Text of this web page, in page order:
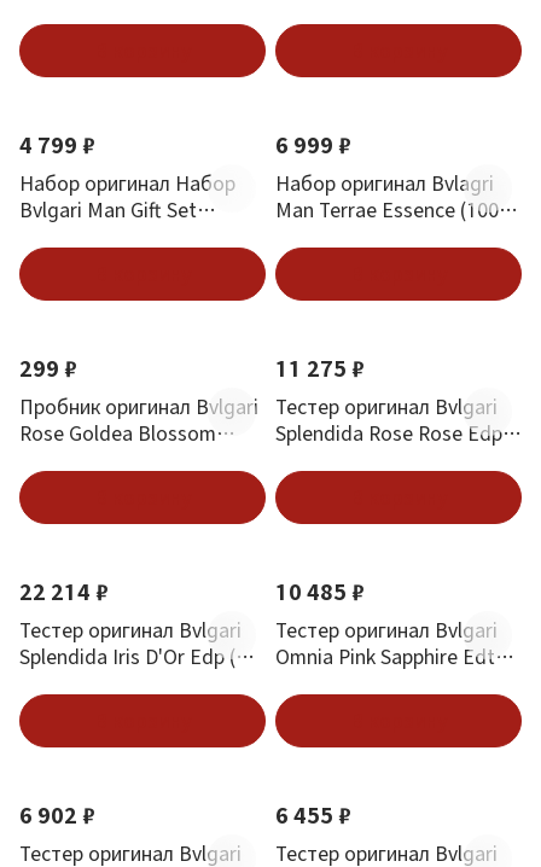
Новинка
4 799 ₽
Набор оригинал Набор
Bvlgari Man Gift Set
Новинка
6 999 ₽
Набор оригинал Bvlagri
Man Terrae Essence (100ml
Новинка
299 ₽
Пробник оригинал Bvlgari
Rose Goldea Blossom
11 275 ₽
Тестер оригинал Bvlgari
Splendida Rose Rose Edp
22 214 ₽
Тестер оригинал Bvlgari
Splendida Iris D'Or Edp (W)
10 485 ₽
Тестер оригинал Bvlgari
Omnia Pink Sapphire Edt
6 902 ₽
Тестер оригинал Bvlgari
6 455 ₽
Тестер оригинал Bvlgari